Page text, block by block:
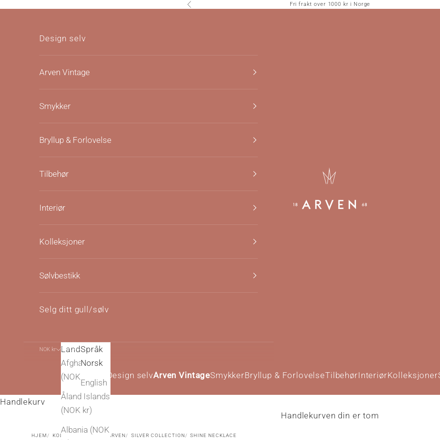
Hopp til innhold Forrige Fri frakt over 1000 kr i Norge
Design selvArven VintageSmykkerBryllup & ForlovelseTilbehørInteriørKolleksjoner
Design selv
Arven Vintage
Smykker
Bryllup & Forlovelse
Tilbehør
Interiør
Kolleksjoner
Sølvbestikk
Selg ditt gull/sølv
NOK kr
Land
Afghanistan
Åland Islands
(NOK kr)
Albania (NOK
Norsk
Språk
Norsk
English
Handlekurv
Handlekurven din er tom
HJEM KOLLEKSJONER BY ARVEN SILVER COLLECTION SHINE NECKLACE